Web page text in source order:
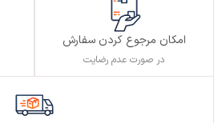
امکان مرجوع کردن سفارش
در صورت عدم رضایت